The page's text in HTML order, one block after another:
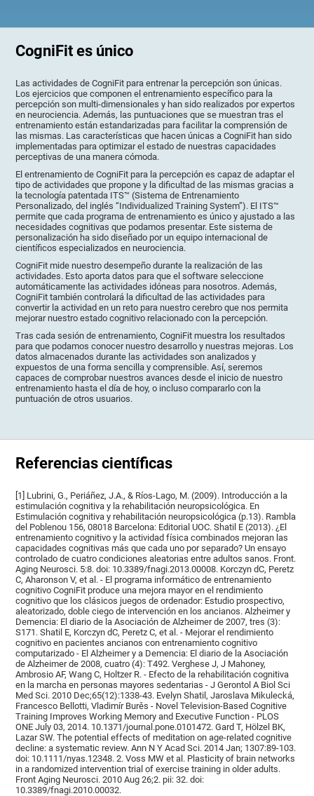
CogniFit es único
Las actividades de CogniFit para entrenar la percepción son únicas.
Los ejercicios que componen el entrenamiento específico para la
percepción son multi-dimensionales y han sido realizados por expertos
en neurociencia. Además, las puntuaciones que se muestran tras el
entrenamiento están estandarizadas para facilitar la comprensión de
las mismas. Las características que hacen únicas a CogniFit han sido
implementadas para optimizar el estado de nuestras capacidades
perceptivas de una manera cómoda.
El entrenamiento de CogniFit para la percepción es capaz de adaptar el
tipo de actividades que propone y la dificultad de las mismas gracias a
la tecnología patentada ITS™ (Sistema de Entrenamiento
Personalizado, del inglés “Individualized Training System”). El ITS™
permite que cada programa de entrenamiento es único y ajustado a las
necesidades cognitivas que podamos presentar. Este sistema de
personalización ha sido diseñado por un equipo internacional de
científicos especializados en neurociencia.
CogniFit mide nuestro desempeño durante la realización de las
actividades. Esto aporta datos para que el software seleccione
automáticamente las actividades idóneas para nosotros. Además,
CogniFit también controlará la dificultad de las actividades para
convertir la actividad en un reto para nuestro cerebro que nos permita
mejorar nuestro estado cognitivo relacionado con la percepción.
Tras cada sesión de entrenamiento, CogniFit muestra los resultados
para que podamos conocer nuestro desarrollo y nuestras mejoras. Los
datos almacenados durante las actividades son analizados y
expuestos de una forma sencilla y comprensible. Así, seremos
capaces de comprobar nuestros avances desde el inicio de nuestro
entrenamiento hasta el día de hoy, o incluso compararlo con la
puntuación de otros usuarios.
Referencias científicas
[1] Lubrini, G., Periáñez, J.A., & Ríos-Lago, M. (2009). Introducción a la
estimulación cognitiva y la rehabilitación neuropsicológica. En
Estimulación cognitiva y rehabilitación neuropsicológica (p.13). Rambla
del Poblenou 156, 08018 Barcelona: Editorial UOC. Shatil E (2013). ¿El
entrenamiento cognitivo y la actividad física combinados mejoran las
capacidades cognitivas más que cada uno por separado? Un ensayo
controlado de cuatro condiciones aleatorias entre adultos sanos. Front.
Aging Neurosci. 5:8. doi: 10.3389/fnagi.2013.00008. Korczyn dC, Peretz
C, Aharonson V, et al. - El programa informático de entrenamiento
cognitivo CogniFit produce una mejora mayor en el rendimiento
cognitivo que los clásicos juegos de ordenador: Estudio prospectivo,
aleatorizado, doble ciego de intervención en los ancianos. Alzheimer y
Demencia: El diario de la Asociación de Alzheimer de 2007, tres (3):
S171. Shatil E, Korczyn dC, Peretz C, et al. - Mejorar el rendimiento
cognitivo en pacientes ancianos con entrenamiento cognitivo
computarizado - El Alzheimer y a Demencia: El diario de la Asociación
de Alzheimer de 2008, cuatro (4): T492. Verghese J, J Mahoney,
Ambrosio AF, Wang C, Holtzer R. - Efecto de la rehabilitación cognitiva
en la marcha en personas mayores sedentarias - J Gerontol A Biol Sci
Med Sci. 2010 Dec;65(12):1338-43. Evelyn Shatil, Jaroslava Mikulecká,
Francesco Bellotti, Vladimír Burěs - Novel Television-Based Cognitive
Training Improves Working Memory and Executive Function - PLOS
ONE July 03, 2014. 10.1371/journal.pone.0101472. Gard T, Hölzel BK,
Lazar SW. The potential effects of meditation on age-related cognitive
decline: a systematic review. Ann N Y Acad Sci. 2014 Jan; 1307:89-103.
doi: 10.1111/nyas.12348. 2. Voss MW et al. Plasticity of brain networks
in a randomized intervention trial of exercise training in older adults.
Front Aging Neurosci. 2010 Aug 26;2. pii: 32. doi:
10.3389/fnagi.2010.00032.